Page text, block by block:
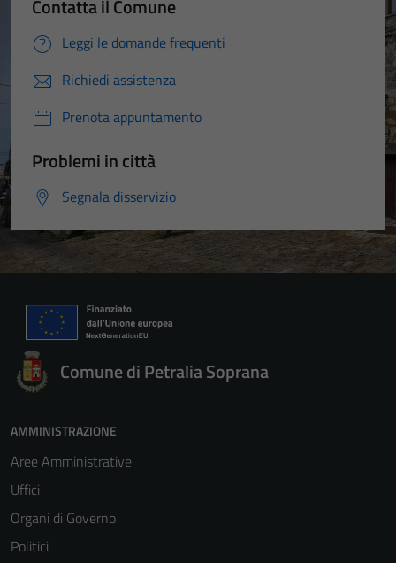
Contatta il Comune
Leggi le domande frequenti
Richiedi assistenza
Prenota appuntamento
Problemi in città
Segnala disservizio
Comune di Petralia Soprana
AMMINISTRAZIONE
Aree Amministrative
Uffici
Organi di Governo
Politici